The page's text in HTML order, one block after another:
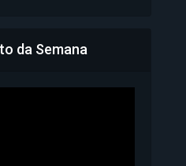
emissão da
da Semana